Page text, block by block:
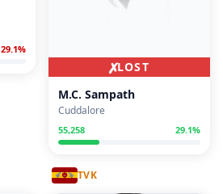
29.1%
✗LOST
M.C. Sampath
Cuddalore
55,258 29.1%
TVK